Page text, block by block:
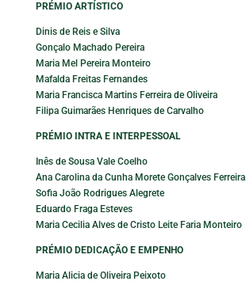
PRÉMIO ARTÍSTICO
Dinis de Reis e Silva
Gonçalo Machado Pereira
Maria Mel Pereira Monteiro
Mafalda Freitas Fernandes
Maria Francisca Martins Ferreira de Oliveira
Filipa Guimarães Henriques de Carvalho
PRÉMIO INTRA E INTERPESSOAL
Inês de Sousa Vale Coelho
Ana Carolina da Cunha Morete Gonçalves Ferreira
Sofia João Rodrigues Alegrete
Eduardo Fraga Esteves
Maria Cecilia Alves de Cristo Leite Faria Monteiro
PRÉMIO DEDICAÇÃO E EMPENHO
Maria Alicia de Oliveira Peixoto